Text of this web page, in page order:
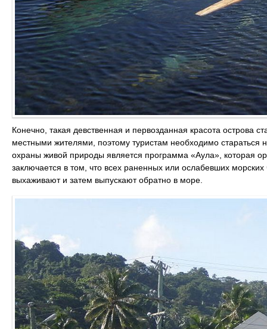
Конечно, такая девственная и первозданная красота острова
местными жителями, поэтому туристам необходимо
охраны живой природы является программа «Аула», которая
заключается в том, что всех раненных или ослабевших
выхаживают и затем выпускают обратно в море.